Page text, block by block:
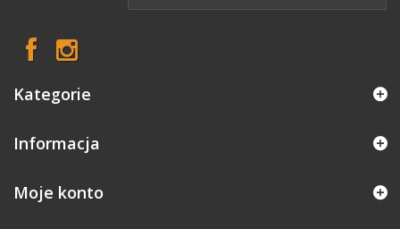
Kategorie
Informacja
Moje konto